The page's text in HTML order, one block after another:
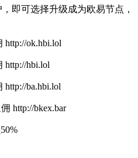
即可选择升级成为欧易节点，
http://ok.hbi.lol
http://hbi.lol
http://ba.hbi.lol
http://bkex.bar